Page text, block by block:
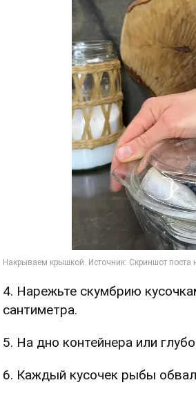
4. Нарежьте скумбрию
сантиметра.
5. На дно контейнера или
6. Каждый кусочек рыбы